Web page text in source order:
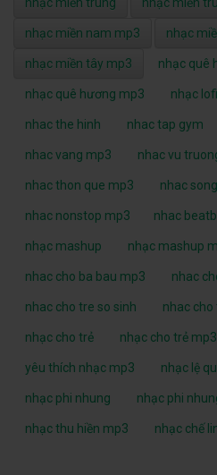
nhạc miền nam mp3 nhạc
nhạc miền tây mp3 nhạc quê
nhạc quê hương mp3 nhạc lofi
nhac the hinh nhac tap gym
nhac vang mp3 nhac vu
nhac thon que mp3 nhac
nhac nonstop mp3 nhac
nhạc mashup nhạc mashup
nhac cho ba bau mp3 nhac
nhac cho tre so sinh nhac cho
nhạc cho trẻ nhạc cho trẻ mp3
yêu thích nhạc mp3 nhạc lệ
nhạc phi nhung nhạc phi
nhạc thu hiền mp3 nhạc chế